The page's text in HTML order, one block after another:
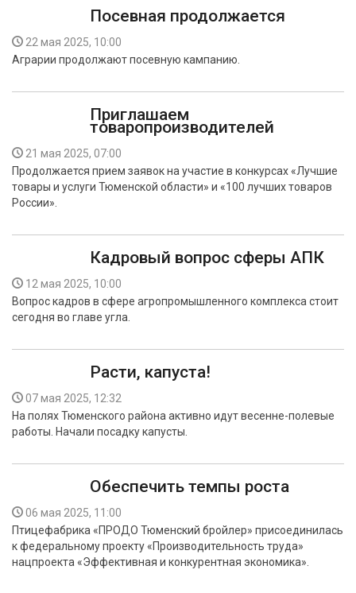
Посевная продолжается
22 мая 2025, 10:00
Аграрии продолжают посевную кампанию.
Приглашаем
товаропроизводителей
21 мая 2025, 07:00
Продолжается прием заявок на участие в конкурсах «Лучшие
товары и услуги Тюменской области» и «100 лучших товаров
России».
Кадровый вопрос сферы АПК
12 мая 2025, 10:00
Вопрос кадров в сфере агропромышленного комплекса стоит
сегодня во главе угла.
Расти, капуста!
07 мая 2025, 12:32
На полях Тюменского района активно идут весенне-полевые
работы. Начали посадку капусты.
Обеспечить темпы роста
06 мая 2025, 11:00
Птицефабрика «ПРОДО Тюменский бройлер» присоединилась
к федеральному проекту «Производительность труда»
нацпроекта «Эффективная и конкурентная экономика».